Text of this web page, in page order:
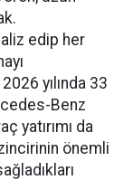
edip her
yılında 33
Benz
yatırımı da
önemli